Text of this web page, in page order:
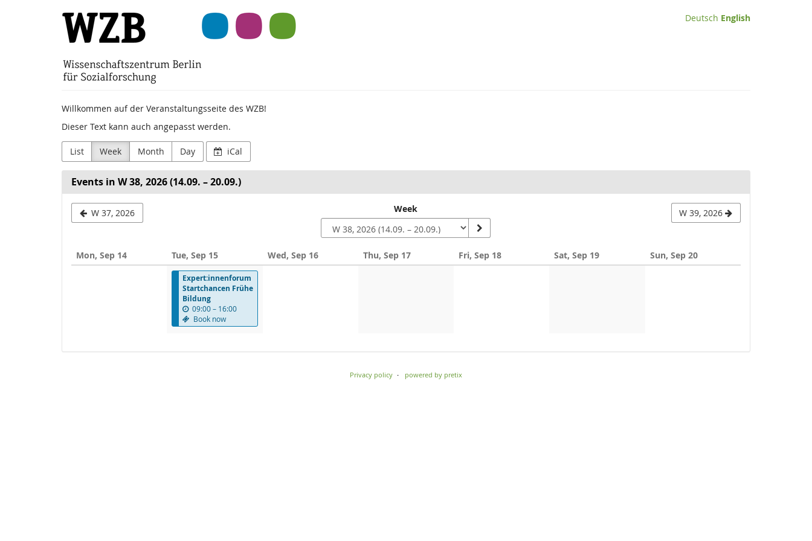
Wissenschaftszentrum
Berlin
für
(WZB)
Deutsch English
Willkommen auf der Veranstaltungsseite des WZB!
Dieser Text kann auch angepasst werden.
List Week Month Day iCal
Events in W 38, 2026 (14.09. – 20.09.)
W 37, 2026
to
display
Week W 39, 2026
Mon, Sep 14 Tue, Sep 15
Expert:innenforum
Startchancen Frühe
Bildung
09:00 –u
n
t
16:00
Book now
Wed, Sep 16 Thu, Sep 17 Fri, Sep 18 Sat, Sep 19 Sun, Sep 20
Privacy policy powered by pretix